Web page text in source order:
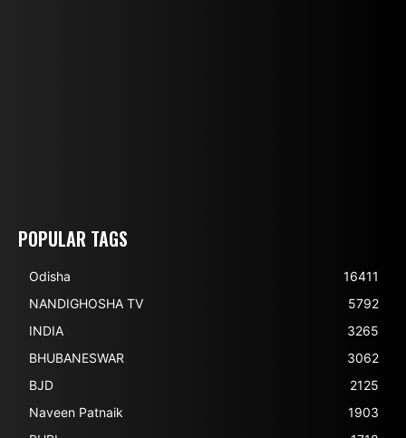
POPULAR TAGS
Odisha
16411
NANDIGHOSHA TV
5792
INDIA
3265
BHUBANESWAR
3062
BJD
2125
Naveen Patnaik
1903